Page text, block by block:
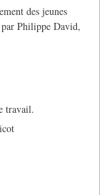
des jeunes
par Philippe David,
travail.